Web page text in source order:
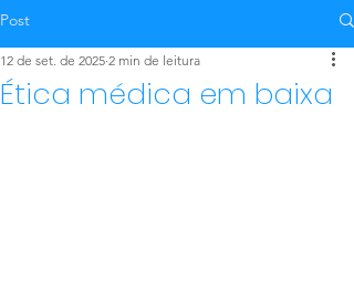
Post
Ética médica em baixa
12 de set. de 2025 2 min de leitura